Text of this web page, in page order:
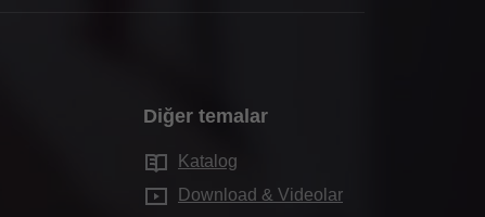
Diğer temalar
Katalog
Download & Videolar